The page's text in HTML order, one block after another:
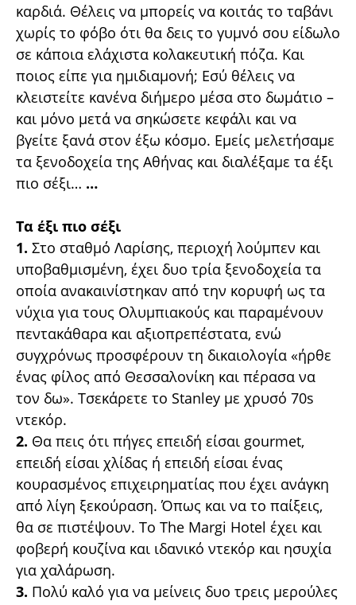
καρδιά. Θέλεις να μπορείς να κοιτάς το ταβάνι
χωρίς το φόβο ότι θα δεις το γυμνό σου είδωλο
σε κάποια ελάχιστα κολακευτική πόζα. Και
ποιος είπε για ημιδιαμονή; Εσύ θέλεις να
κλειστείτε κανένα διήμερο μέσα στο δωμάτιο –
και μόνο μετά να σηκώσετε κεφάλι και να
βγείτε ξανά στον έξω κόσμο. Εμείς μελετήσαμε
τα ξενοδοχεία της Αθήνας και διαλέξαμε τα έξι
πιο σέξι… …
Τα έξι πιο σέξι
1. Στο σταθμό Λαρίσης, περιοχή λούμπεν και
υποβαθμισμένη, έχει δυο τρία ξενοδοχεία τα
οποία ανακαινίστηκαν από την κορυφή ως τα
νύχια για τους Ολυμπιακούς και παραμένουν
πεντακάθαρα και αξιοπρεπέστατα, ενώ
συγχρόνως προσφέρουν τη δικαιολογία «ήρθε
ένας φίλος από Θεσσαλονίκη και πέρασα να
τον δω». Τσεκάρετε το Stanley με χρυσό 70s
ντεκόρ.
2. Θα πεις ότι πήγες επειδή είσαι gourmet,
επειδή είσαι χλίδας ή επειδή είσαι ένας
κουρασμένος επιχειρηματίας που έχει ανάγκη
από λίγη ξεκούραση. Όπως και να το παίξεις,
θα σε πιστέψουν. Το The Margi Hotel έχει και
φοβερή κουζίνα και ιδανικό ντεκόρ και ησυχία
για χαλάρωση.
3. Πολύ καλό για να μείνεις δυο τρεις μερούλες